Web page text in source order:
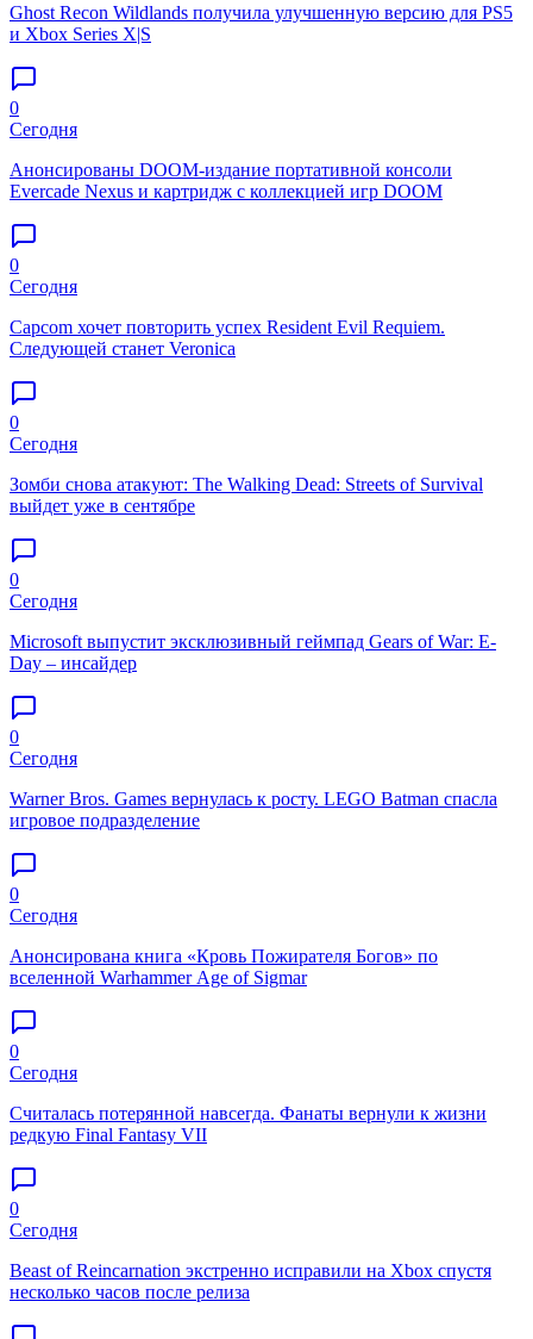
Ghost Recon Wildlands получила улучшенную версию для PS5
и Xbox Series X|S
0
Сегодня
Анонсированы DOOM-издание портативной консоли
Evercade Nexus и картридж с коллекцией игр DOOM
0
Сегодня
Capcom хочет повторить успех Resident Evil Requiem.
Следующей станет Veronica
0
Сегодня
Зомби снова атакуют: The Walking Dead: Streets of Survival
выйдет уже в сентябре
0
Сегодня
Microsoft выпустит эксклюзивный геймпад Gears of War: E-
Day – инсайдер
0
Сегодня
Warner Bros. Games вернулась к росту. LEGO Batman спасла
игровое подразделение
0
Сегодня
Анонсирована книга «Кровь Пожирателя Богов» по
вселенной Warhammer Age of Sigmar
0
Сегодня
Считалась потерянной навсегда. Фанаты вернули к жизни
редкую Final Fantasy VII
0
Сегодня
Beast of Reincarnation экстренно исправили на Xbox спустя
несколько часов после релиза